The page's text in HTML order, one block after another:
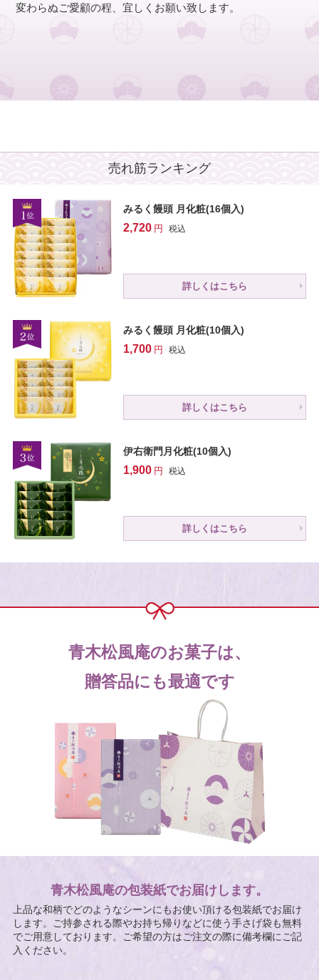
変わらぬご愛顧の程、宜しくお願い致します。
売れ筋ランキング
みるく饅頭 月化粧(16個入)
2,720 税込
詳しくはこちら
みるく饅頭 月化粧(10個入)
1,700 税込
詳しくはこちら
伊右衛門月化粧(10個入)
1,900 税込
詳しくはこちら
青木松風庵のお菓子は、
贈答品にも最適です
青木松風庵の包装紙でお届けします。
上品な和柄でどのようなシーンにもお使い頂ける包装紙でお届け
します。ご持参される際やお持ち帰りなどに使う手さげ袋も無料
でご用意しております。ご希望の方はご注文の際に備考欄にご記
入ください。